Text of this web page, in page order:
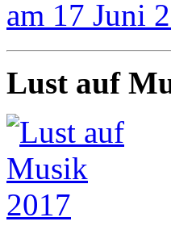
Lust auf